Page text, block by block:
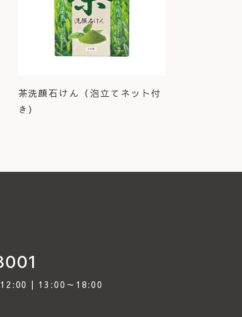
茶洗顔石けん（泡立てネット付
き）
12:00 | 13:00～18:00